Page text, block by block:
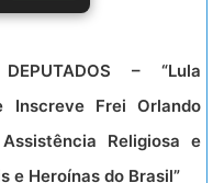
– “Lula
Inscreve Frei Orlando
Religiosa e
e Heroínas do Brasil”